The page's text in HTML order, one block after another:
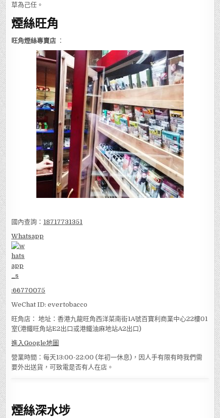
草為己任。
煙絲旺角
旺角煙絲專賣店 ：
國內查詢： 18717731351
Whatsapp
:66770075
WeChat ID: evertobacco
旺角店： 地址：香港九龍旺角西洋菜南街1A號百寶利商業中心22樓01
室(港鐵旺角站E2出口或港鐵油麻地站A2出口)
進入Google地圖
營業時間：每天13:00-22:00 (年初一休息)，因人手有限有時我們需
要外出送貨，可致電是否有人在店。
煙絲深水埗